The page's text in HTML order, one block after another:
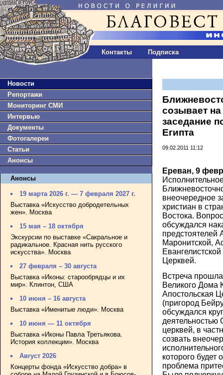
Контакты Подписка
Новости
Репортажи
Мониторинг СМИ
Интервью
Документы
Фотогалереи
Статьи
Анонсы
Анонсы
19 марта 2026 г. — 7 февраля 2027 г.
Выставка «Искусство добродетельных
жен». Москва
15 мая – 18 октября
Экскурсии по выставке «Сакральное и
радикальное. Красная нить русского
искусства». Москва
27 февраля – 30 августа
Выставка «Иконы: старообрядцы и их
мир». Клинтон, США
10 июня – 16 августа
Выставка «Именитые люди». Москва
10 июня — 11 октября
Выставка «Иконы Павла Третьякова.
История коллекции». Москва
Август 2026
Концерты фонда «Искусство добра» в
созывает
заседание
Египта
09.02.2011 11:12
Ереван, 9
внеочередное
христиан в
Востока.
обсуждался
предстоятелей
Маронитской,
Церквей.
Встреча
Великого Дома
Апостольская
(пригород
обсуждался
деятельностью
церквей, в
созвать
которого будет
проблема